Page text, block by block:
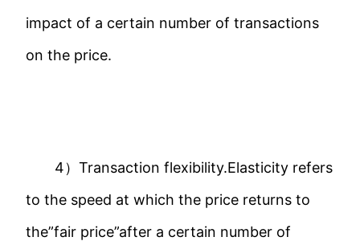
impact of a certain number of transactions
on the price.
4）Transaction flexibility.Elasticity refers
to the speed at which the price returns to
the”fair price”after a certain number of